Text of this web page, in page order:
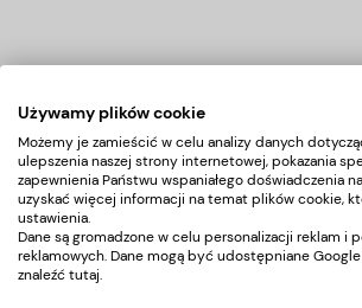
Nowoczesne biurko
to
Używamy plików cookie
Możemy je zamieścić w celu analizy danych
ulepszenia naszej strony internetowej, pokazania
zapewnienia Państwu wspaniałego doświadczenia
uzyskać więcej informacji na temat plików cookie,
ustawienia.
Dane są gromadzone w celu personalizacji reklam i
reklamowych. Dane mogą być udostępniane
znaleźć tutaj.